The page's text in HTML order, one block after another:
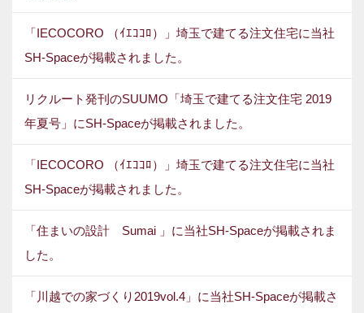
「IECOCORO （ｲｴｺｺﾛ）」埼玉で建てる注文住宅に当社
SH-Spaceが掲載されました。
リクルート発刊のSUUMO「埼玉で建てる注文住宅 2019
年夏号」にSH-Spaceが掲載されました。
「IECOCORO （ｲｴｺｺﾛ）」埼玉で建てる注文住宅に当社
SH-Spaceが掲載されました。
「住まいの設計 Sumai 」に当社SH-Spaceが掲載されま
した。
「川越での家づくり2019vol.4」に当社SH-Spaceが掲載さ